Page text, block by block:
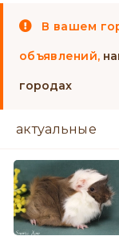
В вашем
объявлений,
городах